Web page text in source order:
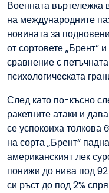
Военната въртележка
на международните
новината за
от сортовете „Брент“
сравнение с
психологическата
След като по-късно
ракетните атаки и
се успокоиха толкова
на сорта „Брент“
американският лек
понижи до нива под
си ръст до под 2%